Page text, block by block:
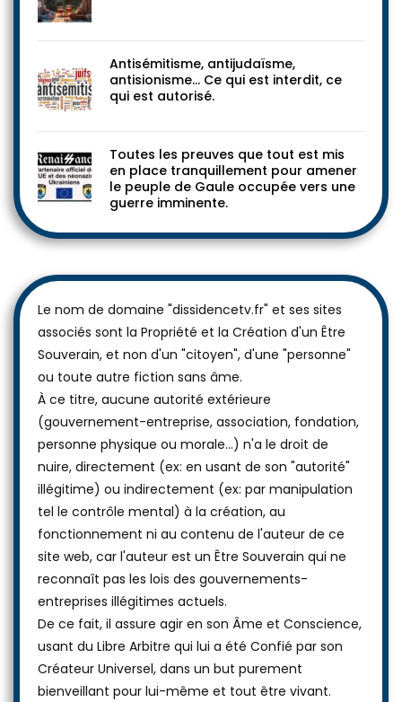
Antisémitisme, antijudaïsme,
antisionisme… Ce qui est interdit, ce
qui est autorisé.
Toutes les preuves que tout est mis
en place tranquillement pour amener
le peuple de Gaule occupée vers une
guerre imminente.
Le nom de domaine "dissidencetv.fr" et ses sites
associés sont la Propriété et la Création d'un Être
Souverain, et non d'un "citoyen", d'une "personne"
ou toute autre fiction sans âme.
À ce titre, aucune autorité extérieure
(gouvernement-entreprise, association, fondation,
personne physique ou morale...) n'a le droit de
nuire, directement (ex: en usant de son "autorité"
illégitime) ou indirectement (ex: par manipulation
tel le contrôle mental) à la création, au
fonctionnement ni au contenu de l'auteur de ce
site web, car l'auteur est un Être Souverain qui ne
reconnaît pas les lois des gouvernements-
entreprises illégitimes actuels.
De ce fait, il assure agir en son Âme et Conscience,
usant du Libre Arbitre qui lui a été Confié par son
Créateur Universel, dans un but purement
bienveillant pour lui-même et tout être vivant.